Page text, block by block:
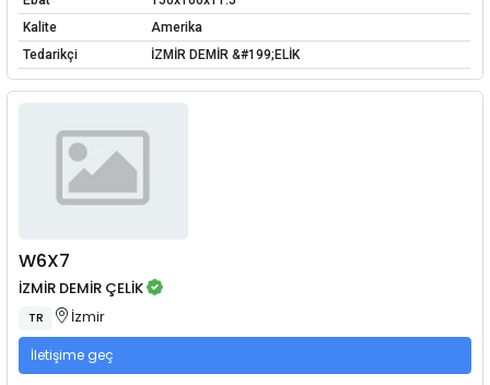
Kalite
Amerika
Tedarikçi
İZMİR DEMİR &#199;ELİK
W6X7
İZMİR DEMİR ÇELİK
TR İzmir
İletişime geç